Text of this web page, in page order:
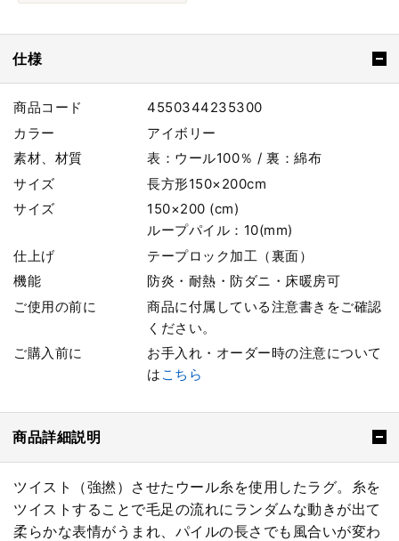
仕様
商品コード
4550344235300
カラー
アイボリー
素材、材質
表：ウール100％ / 裏：綿布
サイズ
長方形150×200cm
サイズ
150×200 (cm)
ループパイル：10(mm)
仕上げ
テープロック加工（裏面）
機能
防炎・耐熱・防ダニ・床暖房可
ご使用の前に
商品に付属している注意書きをご確認
ください。
ご購入前に
お手入れ・オーダー時の注意について
は こちら
商品詳細説明
ツイスト（強撚）させたウール糸を使用したラグ。糸を
ツイストすることで毛足の流れにランダムな動きが出て
柔らかな表情がうまれ、パイルの長さでも風合いが変わ